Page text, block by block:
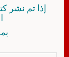
إذا تم نشر